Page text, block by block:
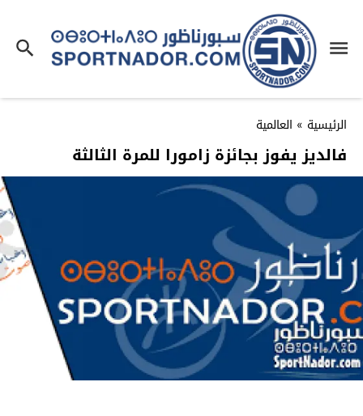
الرئيسية » العالمية
فالديز يفوز بجائزة زامورا للمرة الثالثة